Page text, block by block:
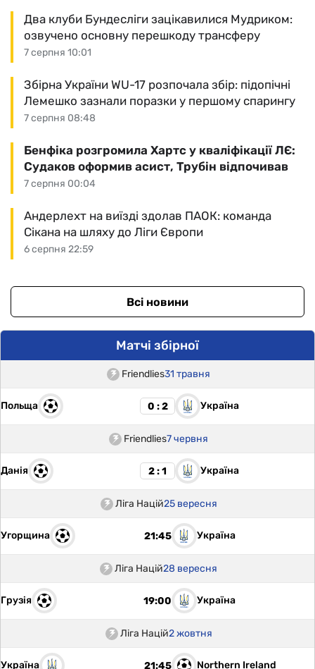
7 серпня 10:01
Два клуби Бундесліги зацікавилися Мудриком:
озвучено основну перешкоду трансферу
7 серпня 08:48
Збірна України WU-17 розпочала збір: підопічні
Лемешко зазнали поразки у першому спарингу
7 серпня 00:04
Бенфіка розгромила Хартс у кваліфікації ЛЄ:
Судаков оформив асист, Трубін відпочивав
6 серпня 22:59
Андерлехт на виїзді здолав ПАОК: команда
Сікана на шляху до Ліги Європи
Всі новини
Матчі збірної
Friendlies31 травня
Польща 0 : 2 Україна
Friendlies7 червня
Данія 2 : 1 Україна
Ліга Націй25 вересня
Угорщина 21:45 Україна
Ліга Націй28 вересня
Грузія 19:00 Україна
Ліга Націй2 жовтня
Україна 21:45 Northern Ireland